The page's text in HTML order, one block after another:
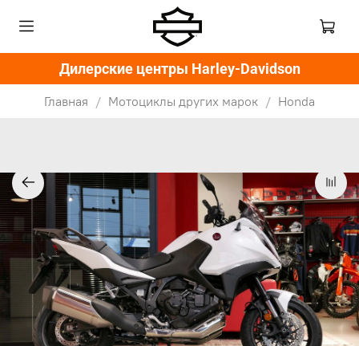
Дилерские центры Harley-Davidson
Главная Мотоциклы других марок Honda